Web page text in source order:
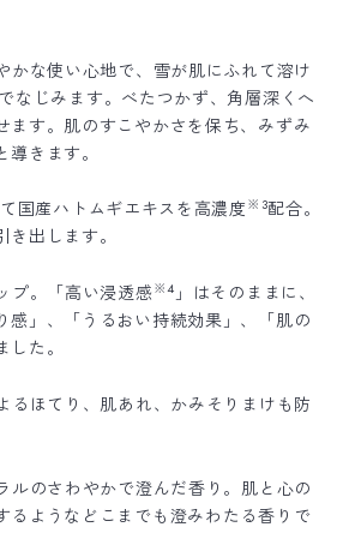
かな使い心地で、雪が肌にふれて溶け
でなじみます。べたつかず、角層深くへ
ます。肌のすこやかさを保ち、みずみ
きます。
国産ハトムギエキスを高濃度※3配合。
出します。
プ。「高い浸透感 ※4」はそのままに、
感」、「うるおい持続効果」、「肌の
た。
るほてり、肌あれ、かみそりまけも防
ルのさわやかで澄んだ香り。肌と心の
るようなどこまでも澄みわたる香りで